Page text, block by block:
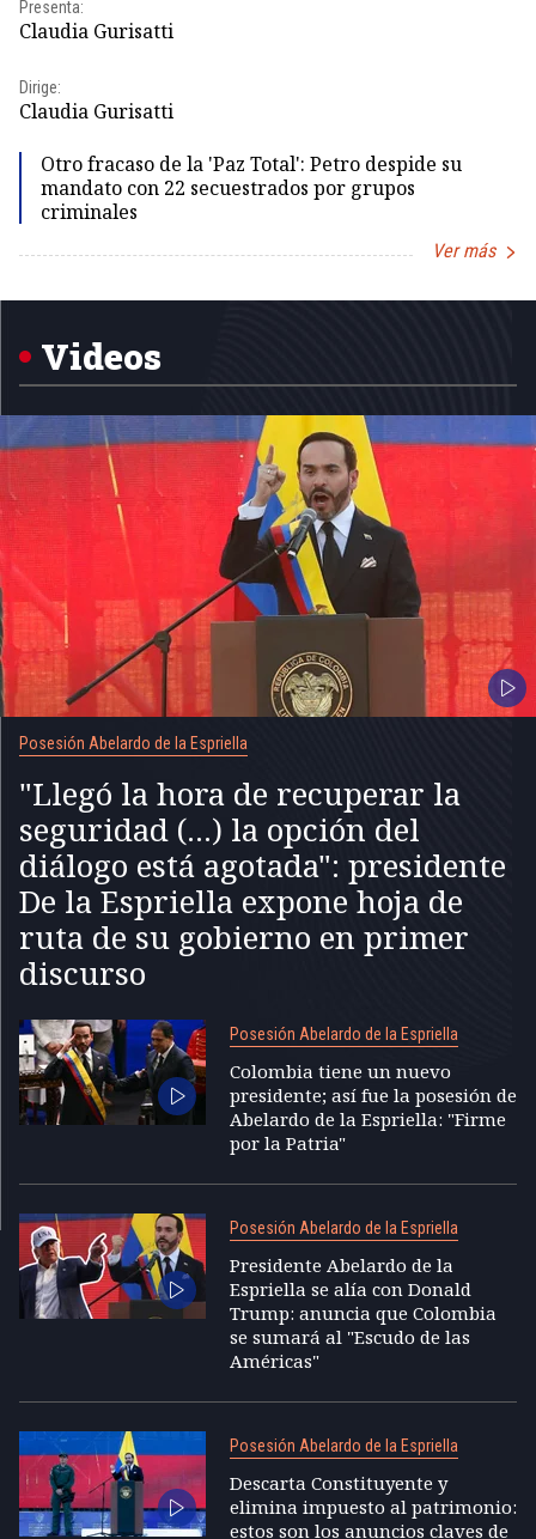
Presenta:
Claudia Gurisatti
Dirige:
Claudia Gurisatti
Otro fracaso de la 'Paz Total': Petro despide su
mandato con 22 secuestrados por grupos
criminales
Ver más
1
Videos
Posesión Abelardo de la Espriella
"Llegó la hora de recuperar la
seguridad (...) la opción del
diálogo está agotada": presidente
De la Espriella expone hoja de
ruta de su gobierno en primer
discurso
Posesión Abelardo de la Espriella
Colombia tiene un nuevo
presidente; así fue la posesión de
Abelardo de la Espriella: "Firme
por la Patria"
Posesión Abelardo de la Espriella
Presidente Abelardo de la
Espriella se alía con Donald
Trump: anuncia que Colombia
se sumará al "Escudo de las
Américas"
Posesión Abelardo de la Espriella
Descarta Constituyente y
elimina impuesto al patrimonio:
estos son los anuncios claves de